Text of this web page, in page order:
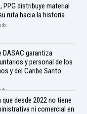
PPG distribuye material
ruta hacia la historia
garantiza
y personal de los
y del Caribe Santo
desde 2022 no tiene
ni comercial en